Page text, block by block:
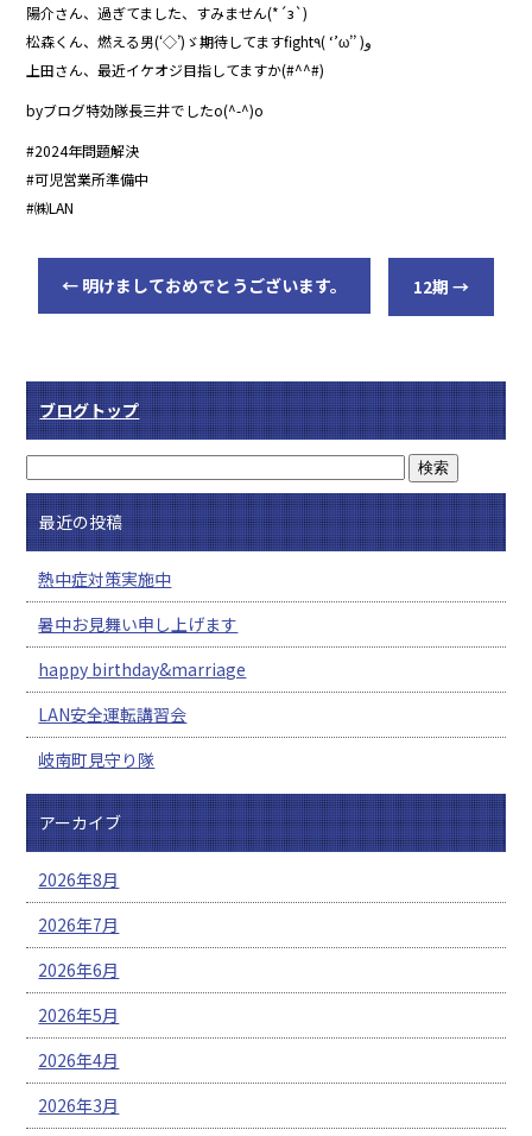
陽介さん、過ぎてました、すみません(*´з`)
松森くん、燃える男(‘◇’)ゞ期待してますfight٩( ‘’ω’’ )و
上田さん、最近イケオジ目指してますか(#^^#)
byブログ特効隊長三井でしたo(^-^)o
#2024年問題解決
#可児営業所準備中
#㈱LAN
← 明けましておめでとうございます。 12期 →
ブログトップ
最近の投稿
熱中症対策実施中
暑中お見舞い申し上げます
happy birthday&marriage
LAN安全運転講習会
岐南町見守り隊
アーカイブ
2026年8月
2026年7月
2026年6月
2026年5月
2026年4月
2026年3月